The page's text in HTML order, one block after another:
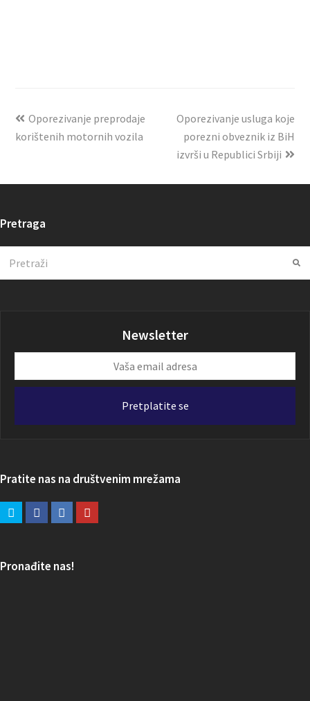
Oporezivanje preprodaje
korištenih motornih vozila
Oporezivanje usluga koje
porezni obveznik iz BiH
izvrši u Republici Srbiji
Pretraga
Newsletter
email
Pretplatite se
Pratite nas na društvenim mrežama
Pronađite nas!